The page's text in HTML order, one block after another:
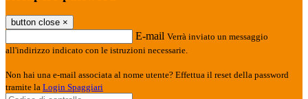
button close ×
E-mail Verrà inviato un messaggio
all'indirizzo indicato con le istruzioni necessarie.
Non hai una e-mail associata al nome utente? Effettua il reset della password
tramite la Login Spaggiari